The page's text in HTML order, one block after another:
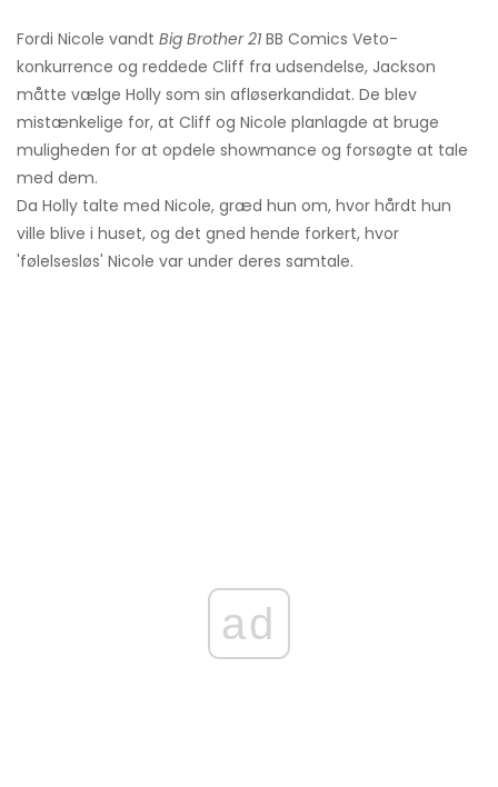
Fordi Nicole vandt Big Brother 21 BB Comics Veto-
konkurrence og reddede Cliff fra udsendelse, Jackson
måtte vælge Holly som sin afløserkandidat. De blev
mistænkelige for, at Cliff og Nicole planlagde at bruge
muligheden for at opdele showmance og forsøgte at tale
med dem.
Da Holly talte med Nicole, græd hun om, hvor hårdt hun
ville blive i huset, og det gned hende forkert, hvor
'følelsesløs' Nicole var under deres samtale.
ad